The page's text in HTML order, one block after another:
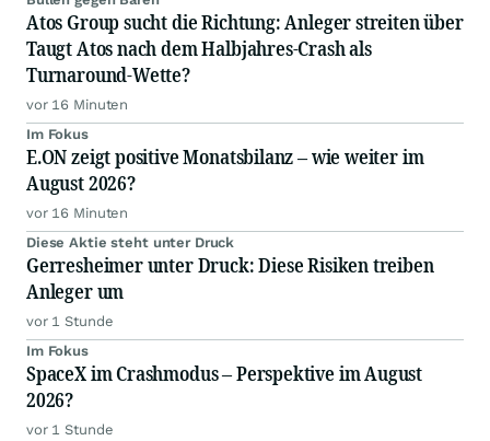
Atos Group sucht die Richtung: Anleger streiten über
Taugt Atos nach dem Halbjahres-Crash als
Turnaround-Wette?
vor 16 Minuten
Im Fokus
E.ON zeigt positive Monatsbilanz – wie weiter im
August 2026?
vor 16 Minuten
Diese Aktie steht unter Druck
Gerresheimer unter Druck: Diese Risiken treiben
Anleger um
vor 1 Stunde
Im Fokus
SpaceX im Crashmodus – Perspektive im August
2026?
vor 1 Stunde